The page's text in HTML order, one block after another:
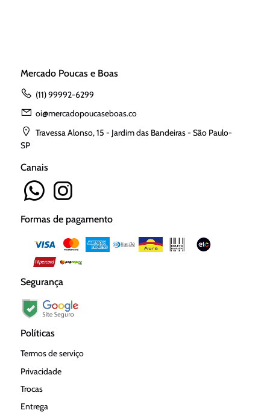
Mercado Poucas e Boas
(11) 99992-6299
oi@mercadopoucaseboas.co
Travessa Alonso, 15 - Jardim das Bandeiras - São Paulo-
SP
Canais
Formas de pagamento
Segurança
Políticas
Termos de serviço
Privacidade
Trocas
Entrega